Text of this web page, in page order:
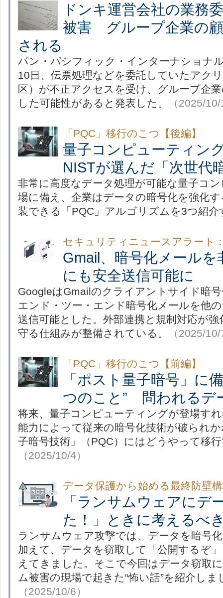
ドンキ運営会社の業務
被害 グループ企業の
される
パン・パシフィック・インターナショナ
10日、伝票処理などを委託していたアク
区）が不正アクセスを受け、グループ企
した可能性があると発表した。
（2025/
「PQC」移行のこつ【後編】
量子コンピューティ
NISTが選んだ「次世代
非常に高度なデータ処理が可能な量子コ
場に備え、企業はデータの暗号化を強化
装できる「PQC」アルゴリズムを3つ紹介
セキュリティニュースアラート
Gmail、暗号化メールを
にも安全送信可能に
GoogleはGmailのクライアントサイド暗
エンド・ツー・エンド暗号化メールを他
送信可能とした。外部連携と規制対応が
守る仕組みが整備されている。
（2025/
「PQC」移行のこつ【前編】
「ポスト量子暗号」に
つのこと” 問われるデ
将来、量子コンピューティングが登場す
能力によって従来の暗号化技術が破られ
子暗号技術」（PQC）にはどうやって移
（2025/10/4）
データ保護から始める最終防壁
「ランサムウェアにデ
た！」ときに考えるべ
ランサムウェア攻撃では、データを暗号
加えて、データを窃取して「公開するぞ
えてきました。そこで今回はデータ窃取
ム被害の現場で起きた“怖い話”を紹介しま
（2025/10/6）